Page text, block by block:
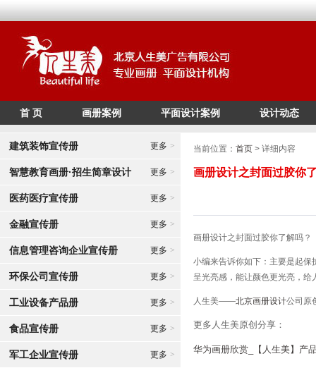
/* */
首 页 画册案例 平面设计案例 设计动态
建筑装饰宣传册 更多 >
智慧教育画册·招生简章设计 更多 >
医药医疗宣传册 更多 >
金融宣传册 更多 >
信息管理咨询企业宣传册 更多 >
环保公司宣传册 更多 >
工业设备产品册 更多 >
食品宣传册 更多 >
军工企业宣传册 更多 >
当前位置： 首页 > 详细内容
画册设计之封面过胶你
画册设计之封面过胶你了解吗？
小编来告诉你如下：主要是起保
呈光亮感，能让颜色更光亮，
人生美——北京画册设计公司原
更多人生美原创分享：
华为画册欣赏_【人生美】产